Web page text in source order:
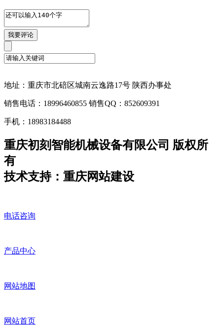
地址：重庆市北碚区城南云逸路17号 陕西办事处
销售电话：18996460855 销售QQ：852609391
手机：18983184488
重庆初刻智能机械设备有限公司 版权所
有
技术支持：重庆网站建设
电话咨询
产品中心
网站地图
网站首页